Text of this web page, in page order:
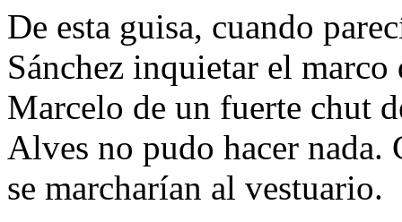
De esta guisa, cuando
Sánchez inquietar el
Marcelo de un fuerte chut
Alves no pudo hacer nada.
se marcharían al vestuario.